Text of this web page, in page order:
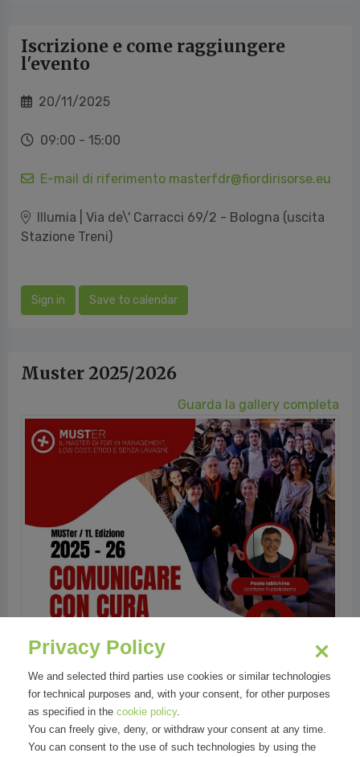
Iscrizione e come raggiungere
l'evento
20/11/2025
09:00 - 15:00
E-mail di riferimento masterfdr@fiordirisorse.eu
Illumia | Via de\' Carracci 69/2 - Bologna (uscita
Stazione Treni)
Sign in Save to calendar
Muster 2025/2026
Guarda la gallery completa
Privacy Policy
We and selected third parties use cookies or similar technologies
for technical purposes and, with your consent, for other purposes
as specified in the cookie policy.
You can freely give, deny, or withdraw your consent at any time.
You can consent to the use of such technologies by using the